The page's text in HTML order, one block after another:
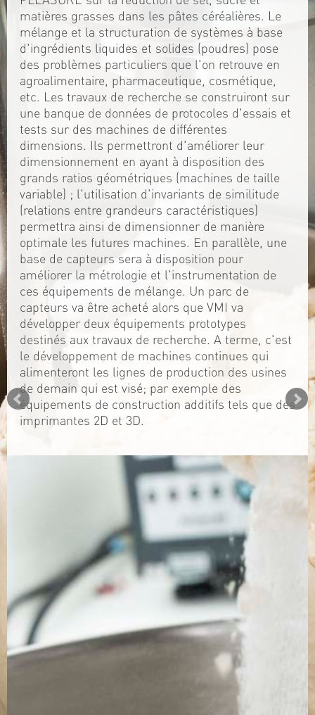
SITE WEB
TÉLÉCHARGEZ LA PLAQUETTE
Contact
Jérémy PRUVOST
matières grasses dans les pâtes céréalières. Le
mélange et la structuration de systèmes à base
d'ingrédients liquides et solides (poudres) pose
des problèmes particuliers que l'on retrouve en
agroalimentaire, pharmaceutique, cosmétique,
etc. Les travaux de recherche se construiront sur
une banque de données de protocoles d'essais et
tests sur des machines de différentes
dimensions. Ils permettront d'améliorer leur
dimensionnement en ayant à disposition des
grands ratios géométriques (machines de taille
variable) ; l'utilisation d'invariants de similitude
(relations entre grandeurs caractéristiques)
permettra ainsi de dimensionner de manière
optimale les futures machines. En parallèle, une
base de capteurs sera à disposition pour
améliorer la métrologie et l'instrumentation de
ces équipements de mélange. Un parc de
capteurs va être acheté alors que VMI va
développer deux équipements prototypes
destinés aux travaux de recherche. A terme, c'est
le développement de machines continues qui
alimenteront les lignes de production des usines
de demain qui est visé; par exemple des
équipements de construction additifs tels que des
imprimantes 2D et 3D.